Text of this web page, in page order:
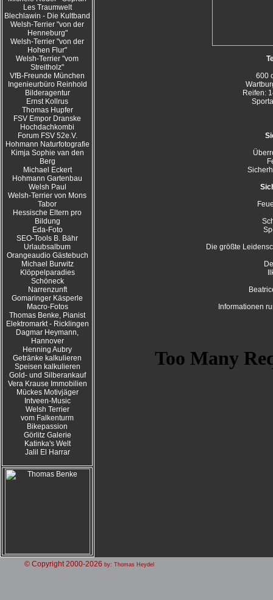
Les Traumwelt
Blechlawin - Die Kultband
Welsh-Terrier "von der
Henneburg"
Welsh-Terrier "von der
Hohen Flur"
Welsh-Terrier "vom
Streitholz"
VfB-Freunde München
Ingenieurbüro Reinhold
Bilderagentur
Ernst Kollrus
Thomas Hupfer
FSV Empor Dranske
Hochdachkombi
Forum FSV 52e.V.
Hohmann Naturfotografie
Kimja Sophie van den
Berg
Michael Eckert
Hohmann Gartenbau
Welsh Paul
Welsh-Terrier von Mons
Tabor
Hessische Eltern pro
Bildung
Eda-Foto
SEO-Tools B. Bähr
Urlaubsalbum
Orangeaudio Gästebuch
Michael Burwitz
Klöppelparadies
Schöneck
Narrenzunft
Gomaringer Käsperle
Macro-Fotos
Thomas Benke, Pianist
Elektromarkt - Ricklingen
Dagmar Heymann,
Hannover
Henning Aubry
Getränke kalkulieren
Speisen kalkulieren
Gold- und Silberankauf
Vera Krause Immobilien
Mückes Motivjäger
Intveen-Music
Welsh Terrier
vom Falkenturm
Bikepassion
Görlitz Galerie
Katinka's Welt
Jalil El Harrar
600
Reifen:
Die größte
Informationen
© Copyright 2000-2026 by: Thomas Heydel